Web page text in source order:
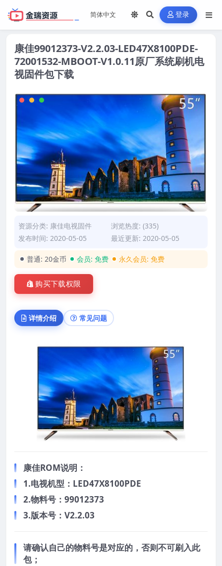
登录
康佳99012373-V2.2.03-LED47X8100PDE-
72001532-MBOOT-V1.0.11原厂系统刷机电
视固件包下载
资源分类: 康佳电视固件
浏览热度: (335)
发布时间: 2020-05-05
最近更新: 2020-05-05
普通: 20金币 会员: 免费 永久会员: 免费
购买下载权限
详情介绍 常见问题
康佳ROM说明：
1.电视机型：LED47X8100PDE
2.物料号：99012373
3.版本号：V2.2.03
请确认自己的物料号是对应的，否则不可刷入此
包；